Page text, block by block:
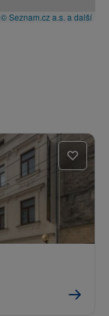
© Seznam.cz a.s. a další